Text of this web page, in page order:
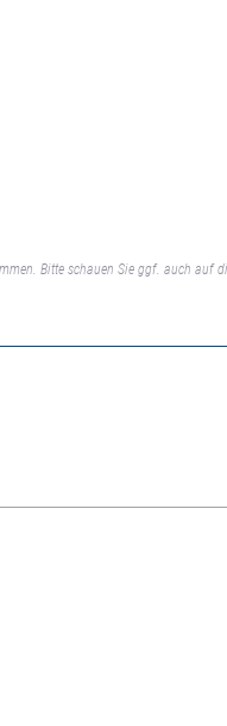
Bitte schauen Sie ggf. auch auf